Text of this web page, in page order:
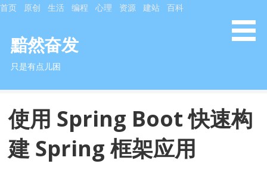
S
首页 原创 生活 编程 心理 资源 建站 百科
黯然奋发
只是有点儿困
使用 Spring Boot 快速构
建 Spring 框架应用